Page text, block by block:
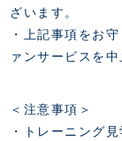
ざいます。
・上記事項をお
ァンサービスを
＜注意事項＞
・トレーニング